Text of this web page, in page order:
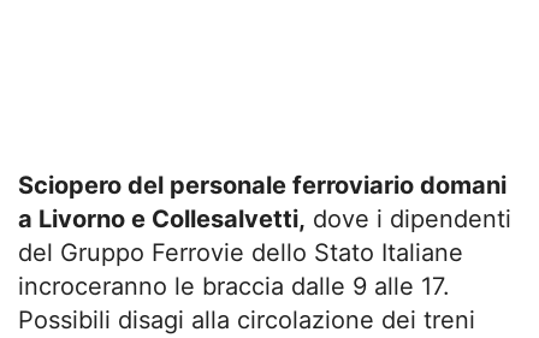
Sciopero del personale ferroviario domani
a Livorno e Collesalvetti, dove i dipendenti
del Gruppo Ferrovie dello Stato Italiane
incroceranno le braccia dalle 9 alle 17.
Possibili disagi alla circolazione dei treni